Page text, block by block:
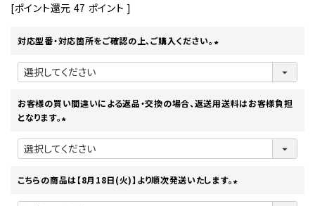
[ポイント還元 47 ポイント ]
対応型番・対応箇所をご確認の上、ご購入ください。
(
)
お客様の買い間違いによる返品・交換の場合、返送用送料はお客様負担
となります。
(
必
)
こちらの商品は【8月18日(火)】より順次発送いたします。
(